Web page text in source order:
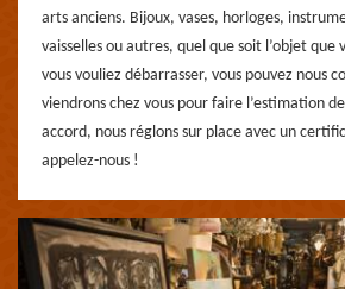
arts anciens. Bijoux, vases, horloges,
vaisselles ou autres, quel que soit l’objet que
vous vouliez débarrasser, vous pouvez nous
viendrons chez vous pour faire l’estimation
accord, nous réglons sur place avec un
appelez-nous !